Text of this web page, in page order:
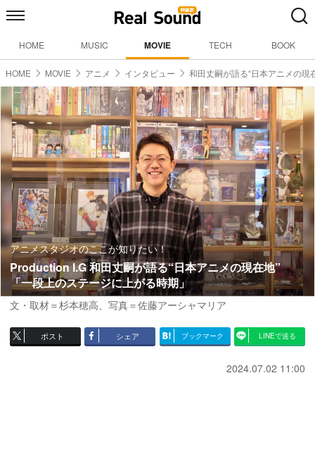
HOME MUSIC MOVIE TECH BOOK
HOME MOVIE アニメ インタビュー 和田丈嗣が語る“日本アニメの現
アニメスタジオのここが知りたい！
Production I.G 和田丈嗣が語る“日本アニメの現在地”
「一段上のステージに上がる時期」
文・取材＝杉本穂高、 写真＝佐藤アーシャマリア
ポスト シェア ブックマーク LINEで送る
2024.07.02 11:00